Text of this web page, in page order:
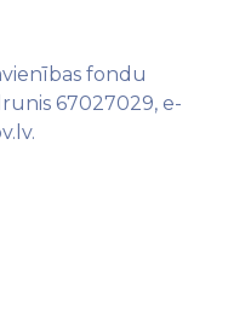
fondu
67027029, e-